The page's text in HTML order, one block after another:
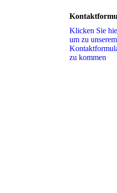
Klicken Sie
um zu unserem
zu kommen